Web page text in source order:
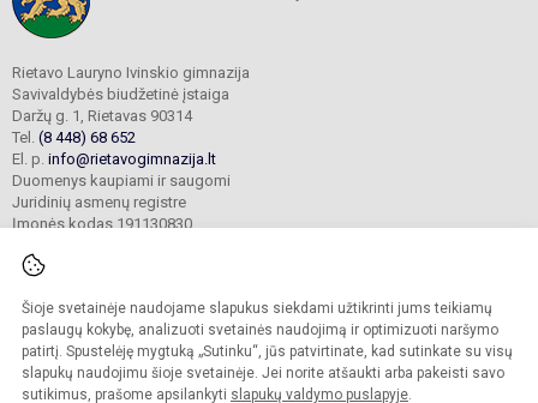
Šioje svetainėje naudojame slapukus siekdami užtikrinti jums teikiamų
paslaugų kokybę, analizuoti svetainės naudojimą ir optimizuoti naršymo
patirtį. Spustelėję mygtuką „Sutinku“, jūs patvirtinate, kad sutinkate su visų
slapukų naudojimu šioje svetainėje. Jei norite atšaukti arba pakeisti savo
sutikimus, prašome apsilankyti slapukų valdymo puslapyje.
Rietavo Lauryno Ivinskio gimnazija
Savivaldybės biudžetinė įstaiga
Daržų g. 1, Rietavas 90314
Tel. (8 448) 68 652
El. p. info@rietavogimnazija.lt
Duomenys kaupiami ir saugomi
Juridinių asmenų registre
Įmonės kodas 191130830
© 2022. Rietavo Lauryno Ivinskio gimnazija. Visos teisės saugomos.
Kopijuoti turinį be raštiško gimnazijos sutikimo griežtai draudžiama.
Prieinamumo paraiška Slapukų valdymas